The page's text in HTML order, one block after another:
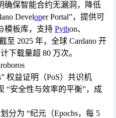
确保智能合约无漏洞，降低
Developer Portal”，提供可
模板库，支持 Python、
至 2025 年，全球 Cardano 开
下载量超 80 万次。
权益证明（PoS）共识机
“安全性与效率的平衡”，成
分为 “纪元（Epochs，每 5